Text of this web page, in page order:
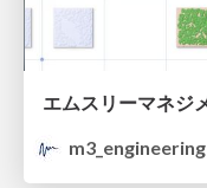
m3_engineering